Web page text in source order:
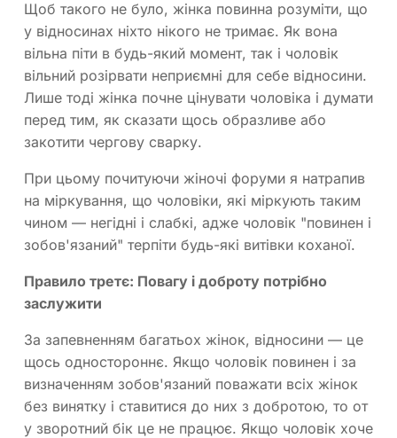
Щоб такого не було, жінка повинна розуміти, що
у відносинах ніхто нікого не тримає. Як вона
вільна піти в будь-який момент, так і чоловік
вільний розірвати неприємні для себе відносини.
Лише тоді жінка почне цінувати чоловіка і думати
перед тим, як сказати щось образливе або
закотити чергову сварку.
При цьому почитуючи жіночі форуми я натрапив
на міркування, що чоловіки, які міркують таким
чином — негідні і слабкі, адже чоловік "повинен і
зобов'язаний" терпіти будь-які витівки коханої.
Правило третє: Повагу і доброту потрібно
заслужити
За запевненням багатьох жінок, відносини — це
щось одностороннє. Якщо чоловік повинен і за
визначенням зобов'язаний поважати всіх жінок
без винятку і ставитися до них з добротою, то от
у зворотний бік це не працює. Якщо чоловік хоче